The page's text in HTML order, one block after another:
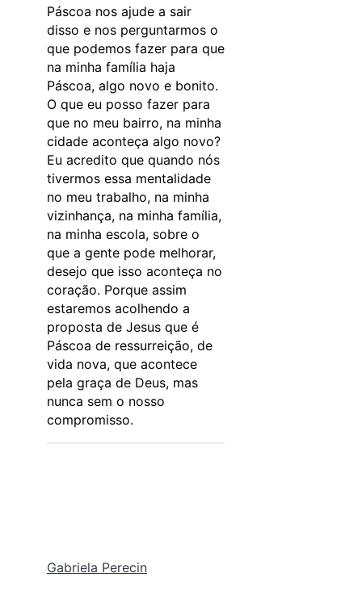
Páscoa nos ajude a sair
disso e nos perguntarmos o
que podemos fazer para que
na minha família haja
Páscoa, algo novo e bonito.
O que eu posso fazer para
que no meu bairro, na minha
cidade aconteça algo novo?
Eu acredito que quando nós
tivermos essa mentalidade
no meu trabalho, na minha
vizinhança, na minha família,
na minha escola, sobre o
que a gente pode melhorar,
desejo que isso aconteça no
coração. Porque assim
estaremos acolhendo a
proposta de Jesus que é
Páscoa de ressurreição, de
vida nova, que acontece
pela graça de Deus, mas
nunca sem o nosso
compromisso.
Gabriela Perecin